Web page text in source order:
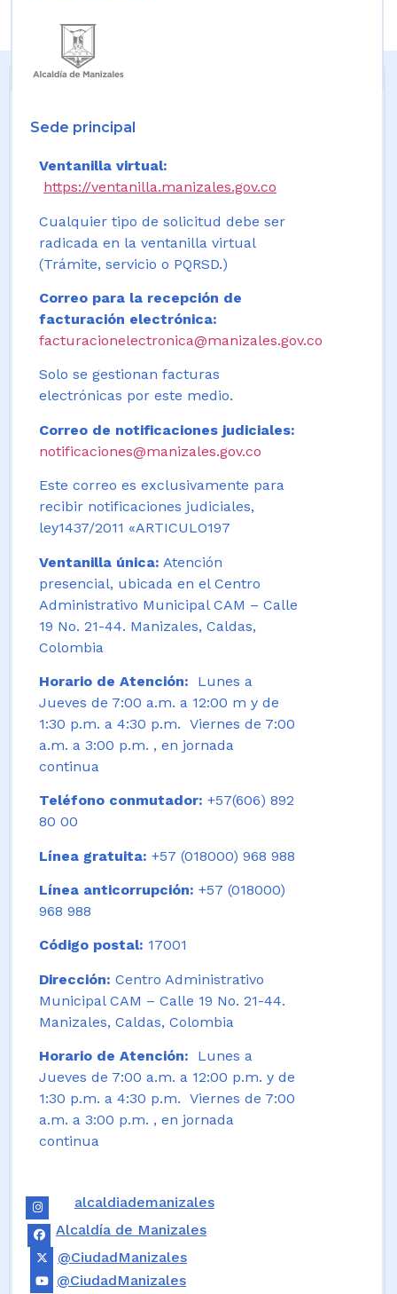
Sede principal
Ventanilla virtual:
https://ventanilla.manizales.gov.co
Cualquier tipo de solicitud debe ser
radicada en la ventanilla virtual
(Trámite, servicio o PQRSD.)
Correo para la recepción de
facturación electrónica:
facturacionelectronica@manizales.gov.co
Solo se gestionan facturas
electrónicas por este medio.
Correo de notificaciones judiciales:
notificaciones@manizales.gov.co
Este correo es exclusivamente para
recibir notificaciones judiciales,
ley1437/2011 «ARTICULO197
Ventanilla única: Atención
presencial, ubicada en el Centro
Administrativo Municipal CAM – Calle
19 No. 21-44. Manizales, Caldas,
Colombia
Horario de Atención:
Lunes a
Jueves de 7:00 a.m. a 12:00 m y de
1:30 p.m. a 4:30 p.m. Viernes de 7:00
a.m. a 3:00 p.m. , en jornada
continua
Teléfono conmutador: +57(606) 892
80 00
Línea gratuita: +57 (018000) 968 988
Línea anticorrupción: +57 (018000)
968 988
Código postal: 17001
Dirección: Centro Administrativo
Municipal CAM – Calle 19 No. 21-44.
Manizales, Caldas, Colombia
Horario de Atención: Lunes a
Jueves de 7:00 a.m. a 12:00 p.m. y de
1:30 p.m. a 4:30 p.m. Viernes de 7:00
a.m. a 3:00 p.m. , en jornada
continua
alcaldiademanizales
Alcaldía de Manizales
@CiudadManizales
@CiudadManizales